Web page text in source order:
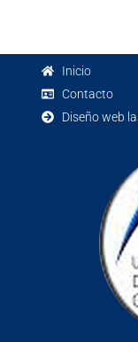
Inicio
Contacto
Diseño web